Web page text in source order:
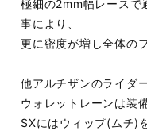
極細の2mm幅レースで
事により、
更に密度が増し全体の
他アルチザンのライダ
ウォレットレーンは装
SXにはウィップ(ムチ)